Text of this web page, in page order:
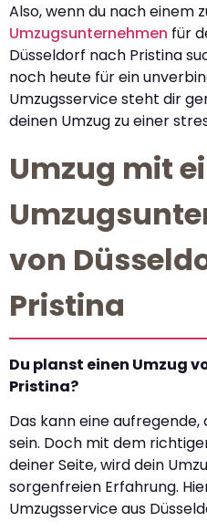
Also, wenn du nach einem
Umzugsunternehmen für
Düsseldorf nach Pristina
noch heute für ein
Umzugsservice steht dir
deinen Umzug zu einer
Umzug mit
von
Pristina
Du planst einen Umzug
Pristina?
Das kann eine
sein. Doch mit dem
deiner Seite, wird dein
sorgenfreien Erfahrung.
Umzugsservice aus